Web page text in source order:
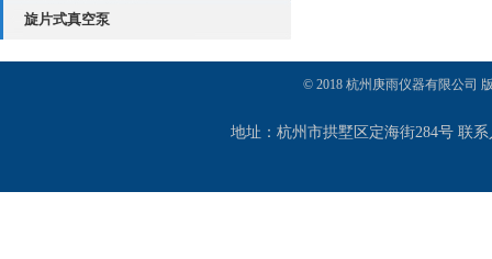
旋片式真空泵
© 2018 杭州庚雨仪器有限公司
地址：杭州市拱墅区定海街284号 联